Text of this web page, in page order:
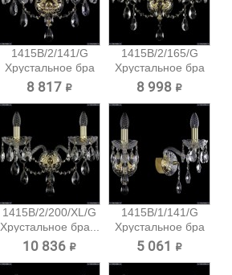
1415B/2/141/G
Хрустальное бра
Bohemia...
8 817 ₽
1415B/2/165/G
Хрустальное бра
Bohemia...
8 998 ₽
1415B/2/200/XL/G
Хрустальное бра...
10 836 ₽
1415B/1/141/G
Хрустальное бра
Bohemia...
5 061 ₽